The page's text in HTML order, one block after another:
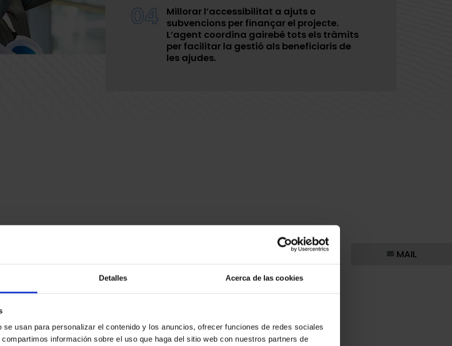
Detalles Acerca de las cookies
usan para personalizar el contenido y los anuncios, ofrecer funciones de redes sociales
información sobre el uso que haga del sitio web con nuestros partners de
04
Millorar l’accessibilitat a ajuts o
subvencions per finançar el projecte.
L’agent coordina gairebé tots els tràmits
per facilitar la gestió als beneficiaris de
les ajudes.
MAIL